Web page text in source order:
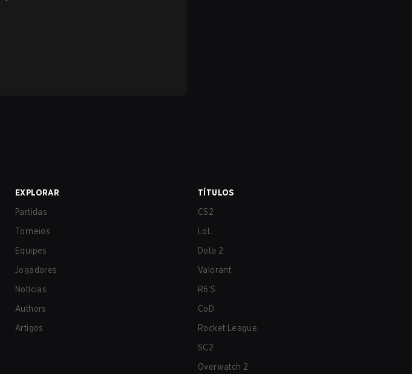
EXPLORAR
Partidas
Torneios
Equipes
Jogadores
Notícias
Authors
Artigos
TÍTULOS
CS2
LoL
Dota 2
Valorant
R6:S
CoD
Rocket League
SC2
Overwatch 2